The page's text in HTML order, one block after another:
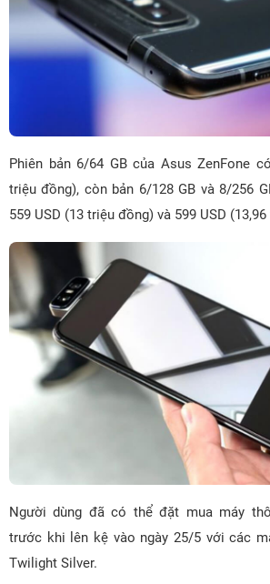
Phiên bản 6/64 GB của Asus ZenFone
triệu đồng), còn bản 6/128 GB và 8/256
559 USD (13 triệu đồng) và 599 USD
Người dùng đã có thể đặt mua máy
trước khi lên kệ vào ngày 25/5 với các
Twilight Silver.